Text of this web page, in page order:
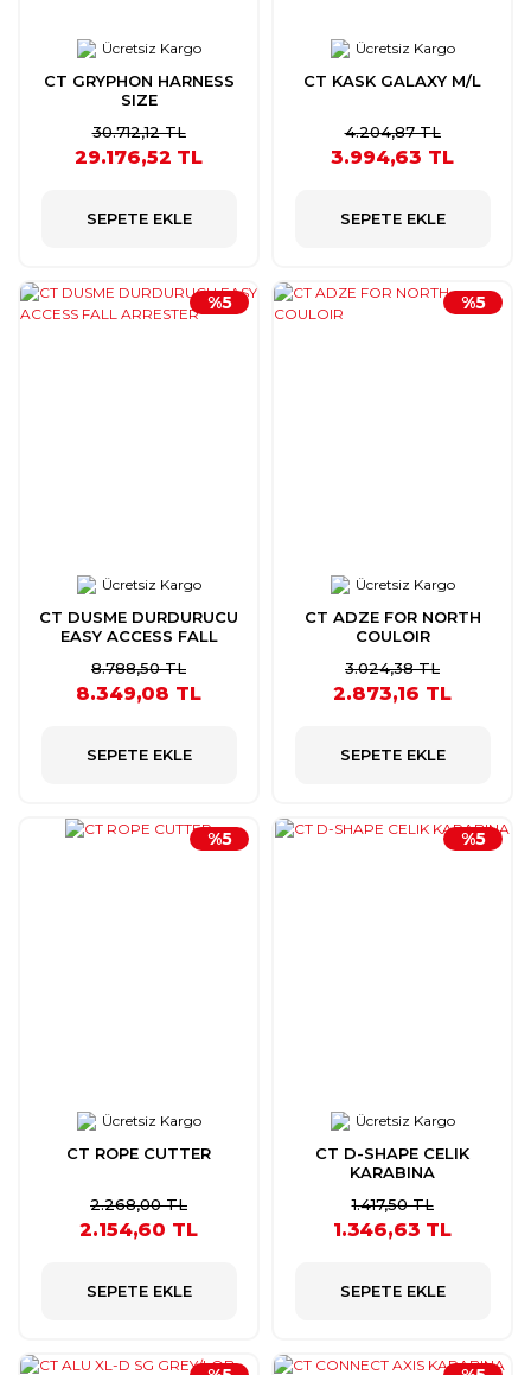
Ücretsiz Kargo
CT GRYPHON HARNESS
SIZE
30.712,12 TL
29.176,52 TL
SEPETE EKLE
Ücretsiz Kargo
CT KASK GALAXY M/L
4.204,87 TL
3.994,63 TL
SEPETE EKLE
Ücretsiz Kargo
CT DUSME DURDURUCU
EASY ACCESS FALL
%5
8.788,50 TL
8.349,08 TL
SEPETE EKLE
Ücretsiz Kargo
CT ADZE FOR NORTH
COULOIR
%5
3.024,38 TL
2.873,16 TL
SEPETE EKLE
Ücretsiz Kargo
CT ROPE CUTTER
%5
2.268,00 TL
2.154,60 TL
SEPETE EKLE
Ücretsiz Kargo
CT D-SHAPE CELIK
KARABINA
%5
1.417,50 TL
1.346,63 TL
SEPETE EKLE